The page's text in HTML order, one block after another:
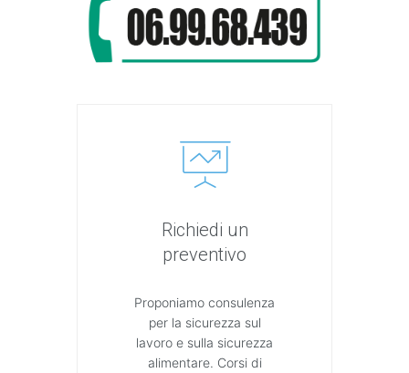
Richiedi un
preventivo
Proponiamo consulenza
per la sicurezza sul
lavoro e sulla sicurezza
alimentare. Corsi di